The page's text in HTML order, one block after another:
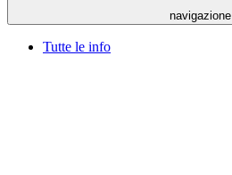
navigazione
Tutte le info